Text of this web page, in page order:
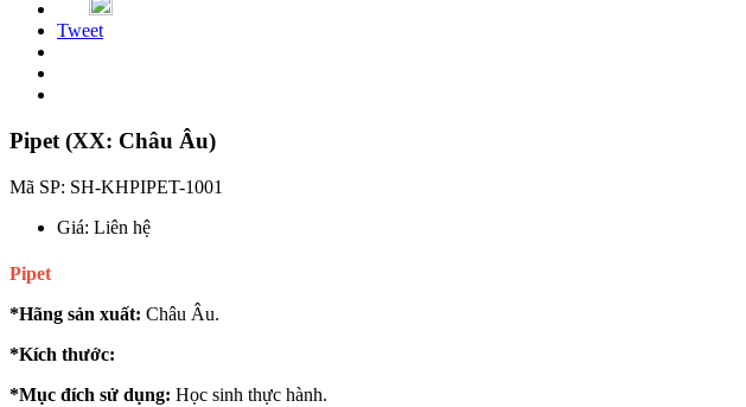
Tweet
Pipet (XX: Châu Âu)
Mã SP: SH-KHPIPET-1001
Giá: Liên hệ
Pipet
*Hãng sản xuất: Châu Âu.
*Kích thước:
*Mục đích sử dụng: Học sinh thực hành.